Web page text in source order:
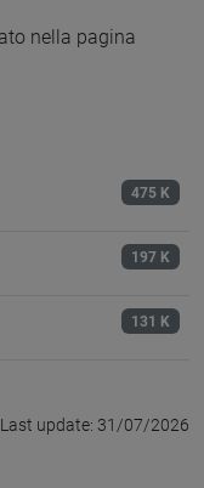
nella pagina
475 K
197 K
131 K
Last update: 31/07/2026